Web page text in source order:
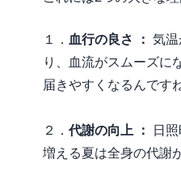
１． 血行の良さ ： 気
り、血流がスムーズに
届きやすくなるんですね
２． 代謝の向上 ： 日
増える夏は全身の代謝